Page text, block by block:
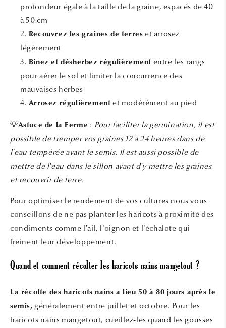
profondeur égale à la taille de la graine, espacés de 40
à 50 cm
Recouvrez les graines de terres et arrosez
légèrement
Binez et désherbez régulièrement entre les rangs
pour aérer le sol et limiter la concurrence des
mauvaises herbes
Arrosez régulièrement et modérément au pied
💡Astuce de la Ferme : Pour faciliter la germination, il est
possible de tremper vos graines 12 à 24 heures dans de
l’eau tempérée avant le semis. Il est aussi possible de
mettre de l’eau dans le sillon avant d’y mettre les graines
et recouvrir de terre.
Pour optimiser le rendement de vos cultures nous vous
conseillons de ne pas planter les haricots à proximité des
condiments comme l’ail, l’oignon et l’échalote qui
freinent leur développement.
Quand et comment récolter les haricots nains mangetout ?
La récolte des haricots nains a lieu 50 à 80 jours après le
semis, généralement entre juillet et octobre. Pour les
haricots nains mangetout, cueillez-les quand les gousses